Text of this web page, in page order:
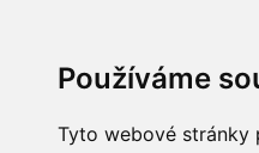
Používáme
Tyto webové stránky